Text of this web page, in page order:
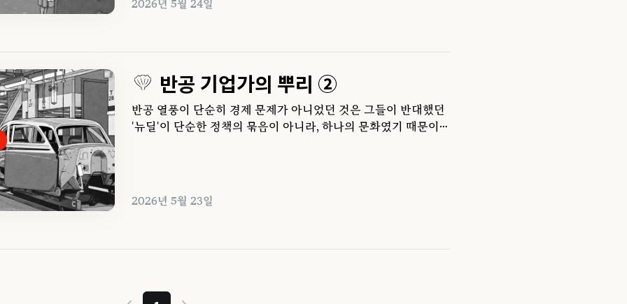
2026년 5월 24일
반공 기업가의 뿌리 ②
반공 열풍이 단순히 경제 문제가 아니었던 것은 그들이 반대했던
'뉴딜'이 단순한 정책의 묶음이 아니라, 하나의 문화였기 때문이
2026년 5월 23일